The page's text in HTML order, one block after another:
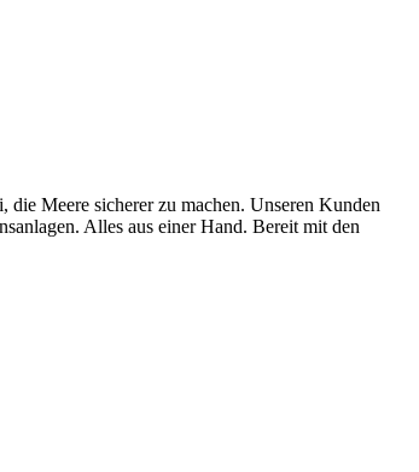
Meere sicherer zu machen. Unseren Kunden
Alles aus einer Hand. Bereit mit den